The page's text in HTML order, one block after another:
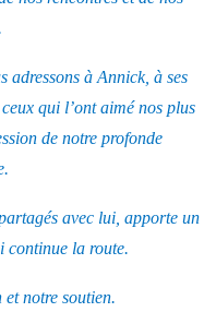
adressons à Annick, à ses
qui l’ont aimé nos plus
de notre profonde
avec lui, apporte un
continue la route.
et notre soutien.